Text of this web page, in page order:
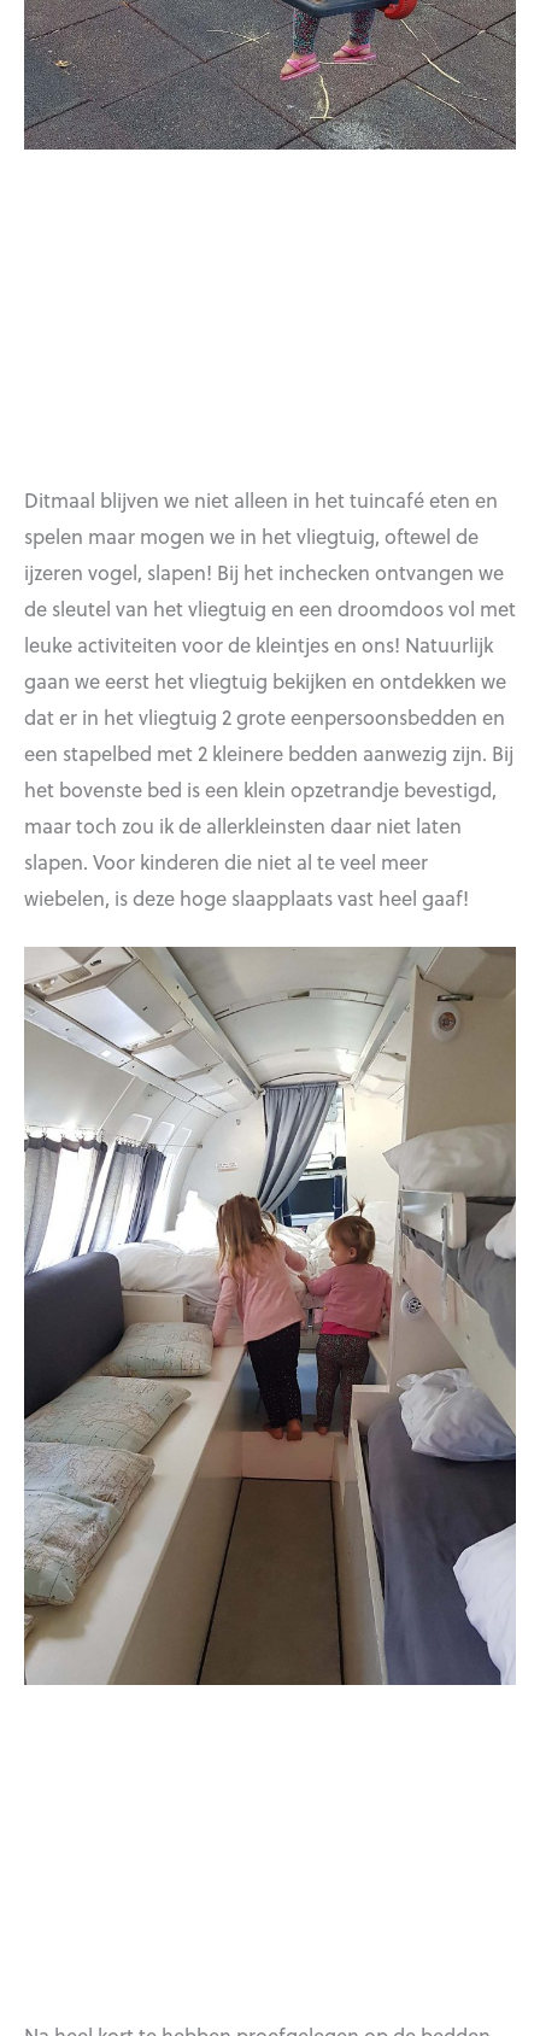
Ditmaal blijven we niet alleen in het tuincafé eten en
spelen maar mogen we in het vliegtuig, oftewel de
ijzeren vogel, slapen! Bij het inchecken ontvangen we
de sleutel van het vliegtuig en een droomdoos vol met
leuke activiteiten voor de kleintjes en ons! Natuurlijk
gaan we eerst het vliegtuig bekijken en ontdekken we
dat er in het vliegtuig 2 grote eenpersoonsbedden en
een stapelbed met 2 kleinere bedden aanwezig zijn. Bij
het bovenste bed is een klein opzetrandje bevestigd,
maar toch zou ik de allerkleinsten daar niet laten
slapen. Voor kinderen die niet al te veel meer
wiebelen, is deze hoge slaapplaats vast heel gaaf!